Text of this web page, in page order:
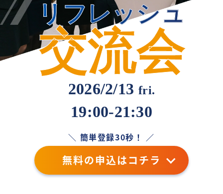
リフレッシュ
交流会
2026/2/13 fri.
19:00-21:30
＼ 簡単登録30秒！ ／
無料の申込はコチラ